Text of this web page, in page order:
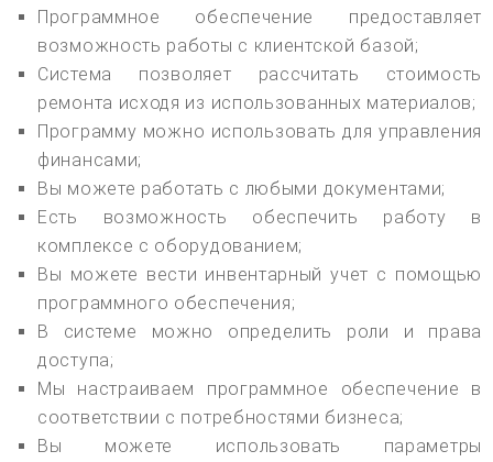
Программное обеспечение предоставляет
возможность работы с клиентской базой;
Система позволяет рассчитать стоимость
ремонта исходя из использованных материалов;
Программу можно использовать для управления
финансами;
Вы можете работать с любыми документами;
Есть возможность обеспечить работу в
комплексе с оборудованием;
Вы можете вести инвентарный учет с помощью
программного обеспечения;
В системе можно определить роли и права
доступа;
Мы настраиваем программное обеспечение в
соответствии с потребностями бизнеса;
Вы можете использовать параметры